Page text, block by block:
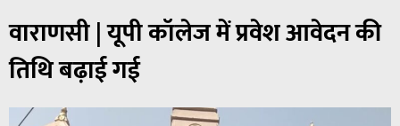
वाराणसी | यूपी कॉलेज में प्रवेश आवेदन की
तिथि बढ़ाई गई